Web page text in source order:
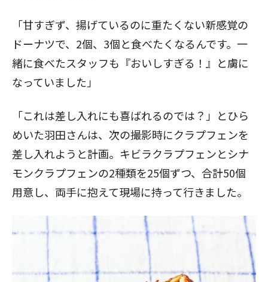
「甘すぎず、揚げているのに重たくない新感覚の
ドーナツで、2個、3個と食べたくなるんです。一
緒に食べたスタッフも『おいしすぎる！』と虜に
なっていました」
「これは差し入れにも喜ばれるのでは？」とひら
めいた羽田さんは、次の撮影時にクラプフェンを
差し入れようと計画。キビラクラプフェンとシナ
モンクラプフェンの2種類を25個ずつ、合計50個
用意し、両手に抱えて現場に持って行きました。